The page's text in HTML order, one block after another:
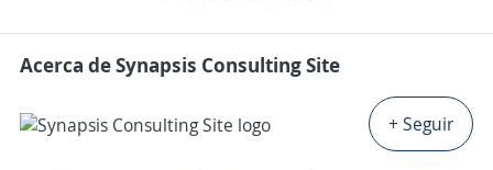
Acerca de Synapsis Consulting Site
+ Seguir